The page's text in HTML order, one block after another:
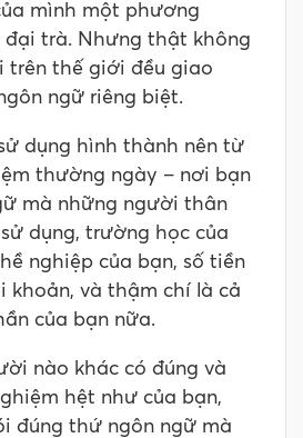
mình một phương
đại trà. Nhưng thật không
trên thế giới đều giao
ngữ riêng biệt.
dụng hình thành nên từ
thường ngày – nơi bạn
mà những người thân
dụng, trường học của
nghiệp của bạn, số tiền
khoản, và thậm chí là cả
của bạn nữa.
nào khác có đúng và
hệt như của bạn,
đúng thứ ngôn ngữ mà